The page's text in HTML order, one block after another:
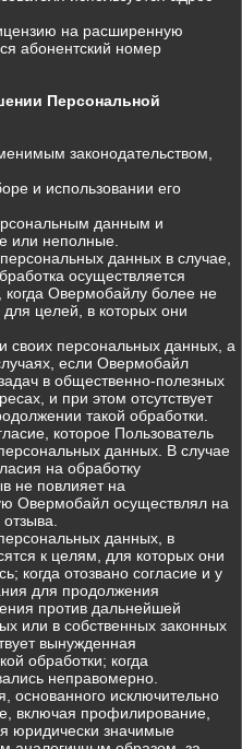
на расширенную
абонентский номер
Персональной
законодательством,
и использовании его
данным и
или неполные.
данных в случае,
осуществляется
когда Овермобайлу более не
целей, в которых они
своих персональных данных, а
если Овермобайл
в общественно-полезных
и при этом отсутствует
такой обработки.
которое Пользователь
данных. В случае
на обработку
не повлияет на
Овермобайл осуществлял на
данных, в
к целям, для которых они
когда отозвано согласие и у
для продолжения
против дальнейшей
или в собственных законных
вынужденная
обработки; когда
неправомерно.
основанного исключительно
включая профилирование,
юридически значимые